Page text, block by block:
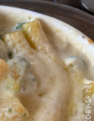
© CC-BY-SA |